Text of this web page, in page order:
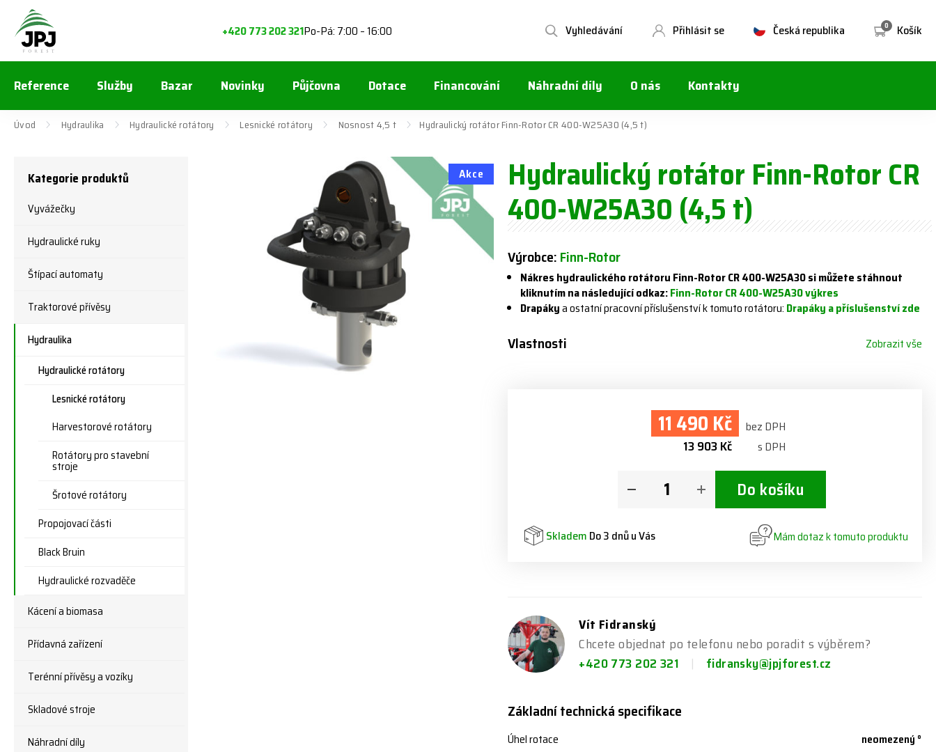
+420 773 202 321Po-Pá: 7:00 – 16:00 0 Košík
Česká republika
Přihlásit se
Vyhledávání
Reference Služby Bazar Novinky Půjčovna Dotace Financování Náhradní díly O nás Kontakty
Úvod Hydraulika Hydraulické rotátory Lesnické rotátory Nosnost 4,5 t ​Hydraulický rotátor Finn-Rotor CR 400-W25A30 (4,5 t)
Kategorie produktů
Vyvážečky
Hydraulické ruky
Štípací automaty
Traktorové přívěsy
Hydraulika
Hydraulické rotátory
Lesnické rotátory
Harvestorové rotátory
Rotátory pro stavební
stroje
Šrotové rotátory
Propojovací části
Black Bruin
Hydraulické rozvaděče
Kácení a biomasa
Přídavná zařízení
Terénní přívěsy a vozíky
Skladové stroje
Náhradní díly
Akce ​Hydraulický rotátor Finn-Rotor CR
400-W25A30 (4,5 t)
Výrobce:Finn-Rotor
Nákres hydraulického rotátoru Finn-Rotor CR 400-W25A30 si můžete stáhnout
kliknutím na následující odkaz:Finn-Rotor CR 400-W25A30 výkres
Drapákya ostatní pracovní příslušenství k tomuto rotátoru: Drapáky a příslušenství zde
Vlastnosti Zobrazit vše
11 490 Kč bez DPH
13 903 Kč s DPH
Do košíku
Skladem Do 3 dnů u Vás Mám dotaz k tomuto produktu
Vít Fidranský
Chcete objednat po telefonu nebo poradit s výběrem?
+420 773 202 321
fidransky@jpjforest.cz
Základní technická specifikace
Úhel rotace
neomezený °